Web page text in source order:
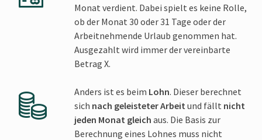
Monat verdient. Dabei spielt es keine Rolle,
ob der Monat 30 oder 31 Tage oder der
Arbeit­nehmende Urlaub genommen hat.
Ausgezahlt wird immer der verein­barte
Betrag X.
Anders ist es beim Lohn. Dieser berechnet
sich nach geleisteter Arbeit und fällt nicht
jeden Monat gleich aus. Die Basis zur
Berechnung eines Lohnes muss nicht